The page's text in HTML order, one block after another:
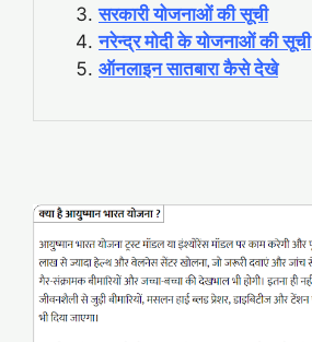
सरकारी योजनाओं की सूची
नरेन्द्र मोदी के योजनाओं की सूची
ऑनलाइन सातबारा कैसे देखे